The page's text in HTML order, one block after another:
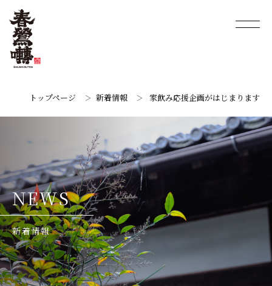
トップページ 新着情報 家飲み応援企画がはじまります
NEWS
新着情報